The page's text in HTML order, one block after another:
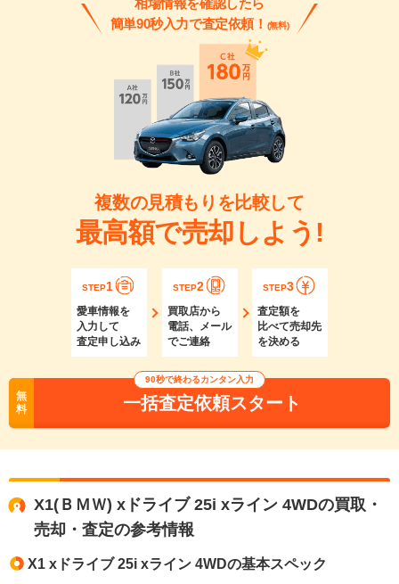
相場情報を確認したら
簡単90秒入力で査定依頼！ (無料)
複数の見積もりを比較して
最高額で売却しよう!
STEP1
愛車情報を
入力して
査定申し込み
STEP2
買取店から
電話、メール
でご連絡
STEP3
査定額を
比べて売却先
を決める
無
料
90秒で終わるカンタン入力
一括査定依頼スタート
X1(ＢＭＷ) xドライブ 25i xライン 4WDの買取・
売却・査定の参考情報
X1 xドライブ 25i xライン 4WDの基本スペック